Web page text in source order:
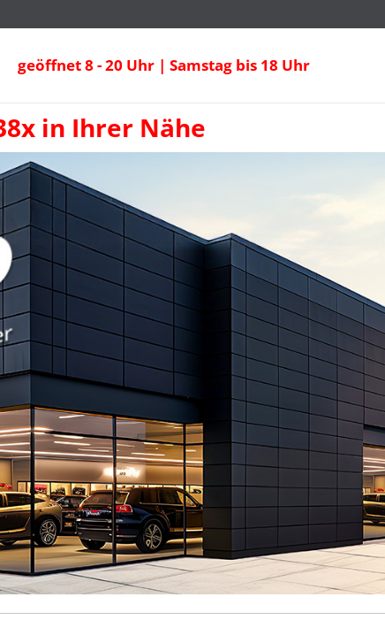
geöffnet 8 - 20 Uhr | Samstag bis 18 Uhr
in Ihrer Nähe